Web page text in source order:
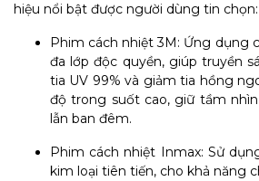
hiệu nổi bật được người dùng tin chọn:
Phim cách nhiệt 3M: Ứng dụng
đa lớp độc quyền, giúp truyền
tia UV 99% và giảm tia hồng
độ trong suốt cao, giữ tầm
lẫn ban đêm.
Phim cách nhiệt Inmax: Sử
kim loại tiên tiến, cho khả năng